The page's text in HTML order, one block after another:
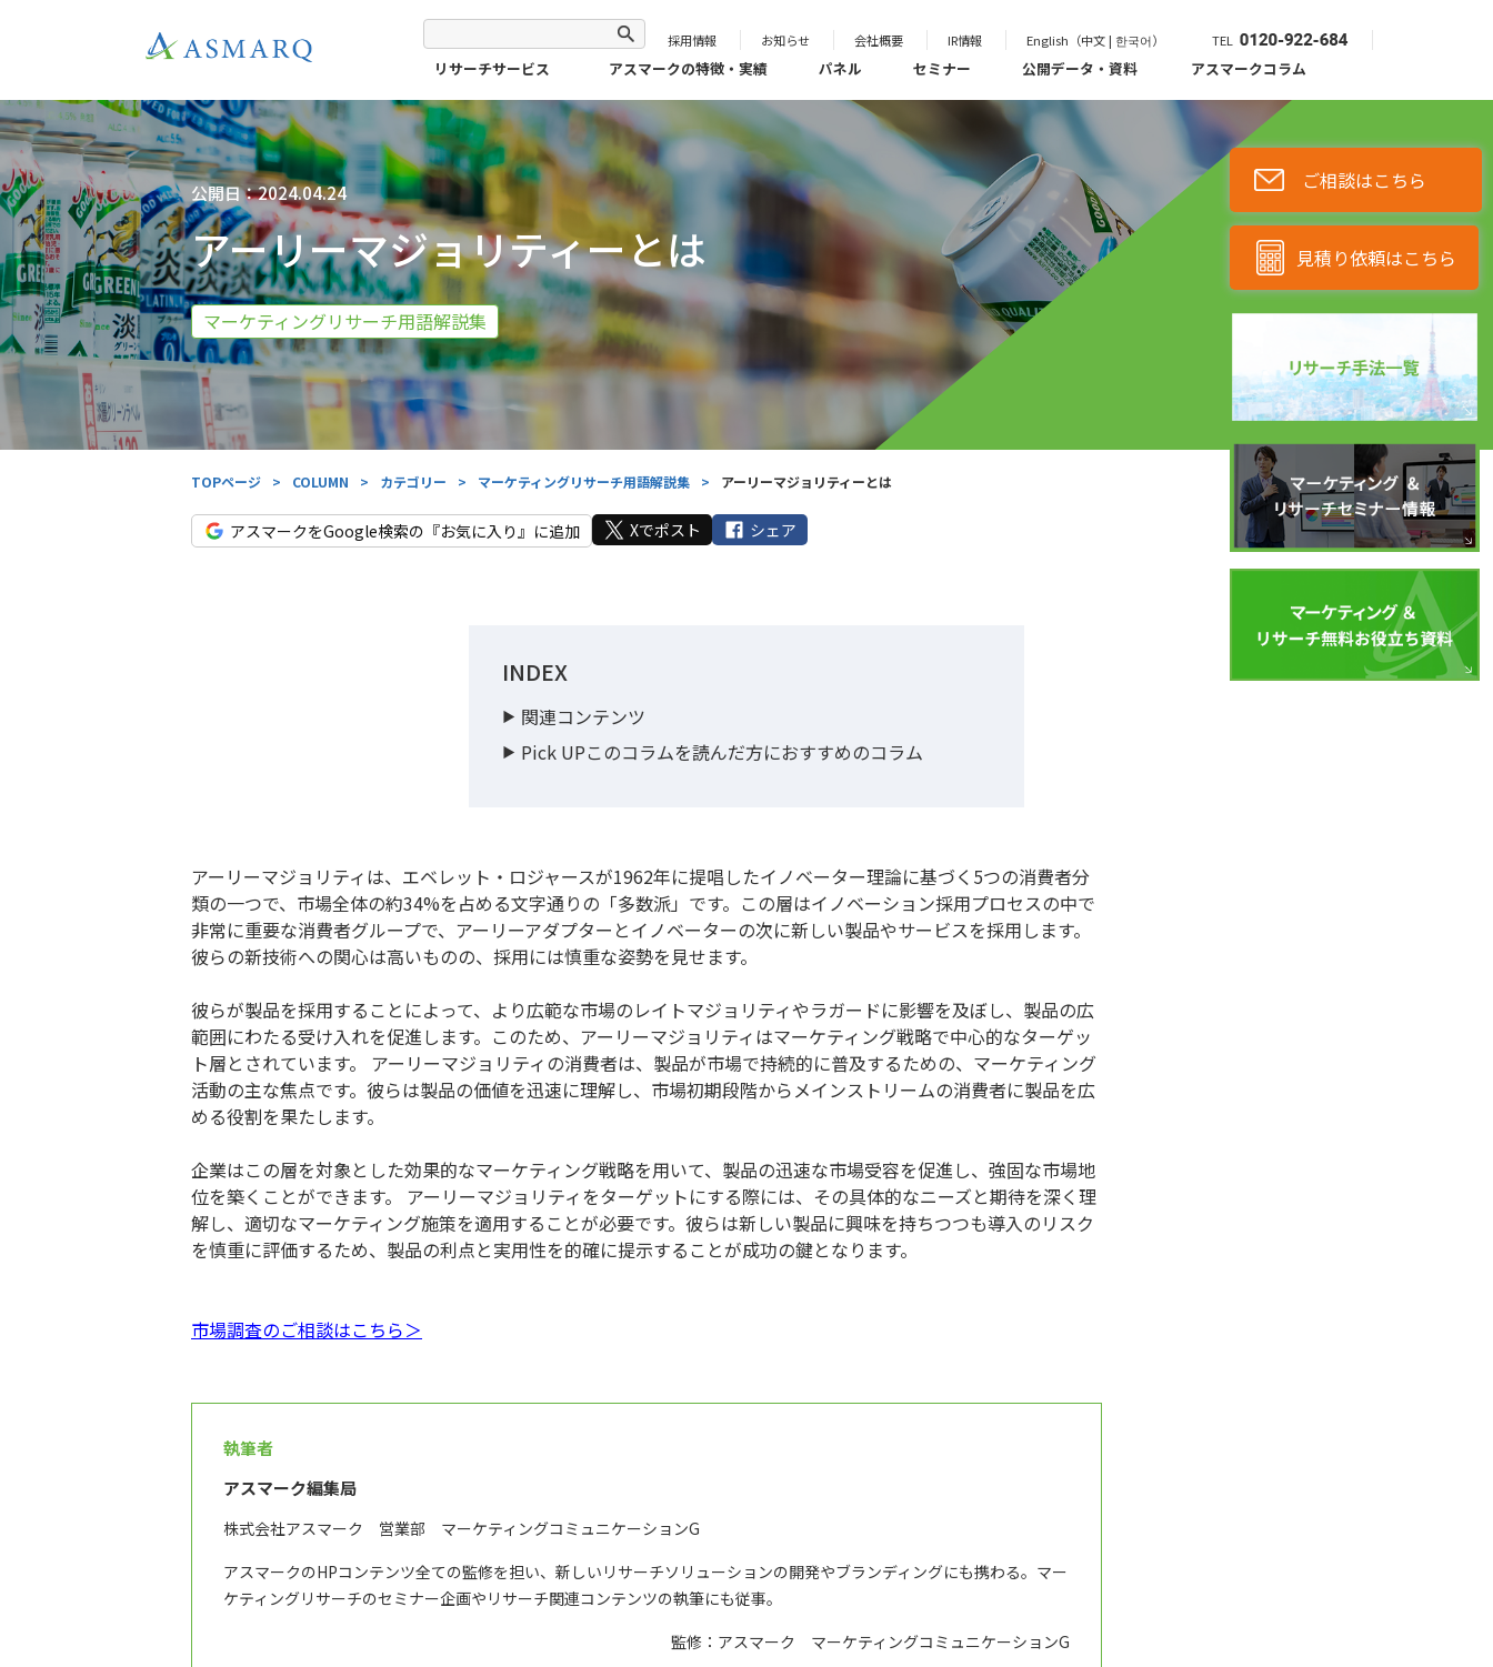
採用情報 お知らせ 会社概要 IR情報 English（中文 | 한국어） TEL
リサーチサービス アスマークの特徴・実績 パネル セミナー 公開データ・資料 アスマークコラム
見積り依頼はこちら
ご相談はこちら
公開日：2024.04.24
アーリーマジョリティーとは
マーケティングリサーチ用語解説集
TOPページ > COLUMN > カテゴリー > マーケティングリサーチ用語解説集 > アーリーマジョリティーとは
アスマークをGoogle検索の『お気に入り』に追加 Xでポスト シェア
INDEX
関連コンテンツ
Pick UPこのコラムを読んだ方におすすめのコラム
アーリーマジョリティは、エベレット・ロジャースが1962年に提唱したイノベーター理論に基づく5つの消費者分
類の一つで、市場全体の約34%を占める文字通りの「多数派」です。この層はイノベーション採用プロセスの中で
非常に重要な消費者グループで、アーリーアダプターとイノベーターの次に新しい製品やサービスを採用します。
彼らの新技術への関心は高いものの、採用には慎重な姿勢を見せます。
彼らが製品を採用することによって、より広範な市場のレイトマジョリティやラガードに影響を及ぼし、製品の広
範囲にわたる受け入れを促進します。このため、アーリーマジョリティはマーケティング戦略で中心的なターゲッ
ト層とされています。 アーリーマジョリティの消費者は、製品が市場で持続的に普及するための、マーケティング
活動の主な焦点です。彼らは製品の価値を迅速に理解し、市場初期段階からメインストリームの消費者に製品を広
める役割を果たします。
企業はこの層を対象とした効果的なマーケティング戦略を用いて、製品の迅速な市場受容を促進し、強固な市場地
位を築くことができます。 アーリーマジョリティをターゲットにする際には、その具体的なニーズと期待を深く理
解し、適切なマーケティング施策を適用することが必要です。彼らは新しい製品に興味を持ちつつも導入のリスク
を慎重に評価するため、製品の利点と実用性を的確に提示することが成功の鍵となります。
市場調査のご相談はこちら＞
執筆者
アスマーク編集局
株式会社アスマーク 営業部 マーケティングコミュニケーションG
アスマークのHPコンテンツ全ての監修を担い、新しいリサーチソリューションの開発やブランディングにも携わる。マー
ケティングリサーチのセミナー企画やリサーチ関連コンテンツの執筆にも従事。
監修：アスマーク マーケティングコミュニケーションG